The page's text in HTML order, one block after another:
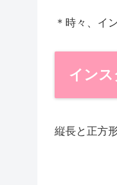
＊時々、イ
インス
縦長と正方形